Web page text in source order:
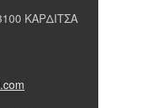
ΚΑΡΔΙΤΣΑ